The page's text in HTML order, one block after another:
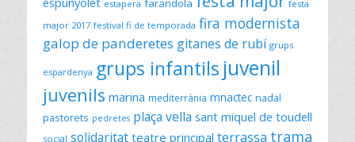
estapera farandola
festa
major 2017 festival fi de temporada fira modernista
galop de panderetes gitanes de rubí grups
espardenya grups infantils juvenil
juvenils marina mediterrània mnactec nadal
pastorets pedretes plaça vella sant miquel de toudell
social solidaritat teatre principal terrassa trama